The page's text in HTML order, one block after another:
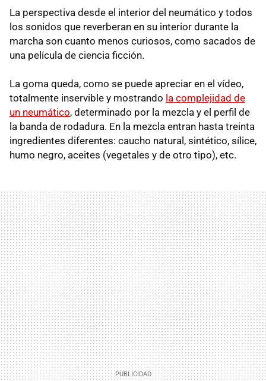
La perspectiva desde el interior del neumático y todos
los sonidos que reverberan en su interior durante la
marcha son cuanto menos curiosos, como sacados de
una película de ciencia ficción.
La goma queda, como se puede apreciar en el vídeo,
totalmente inservible y mostrando la complejidad de
un neumático, determinado por la mezcla y el perfil de
la banda de rodadura. En la mezcla entran hasta treinta
ingredientes diferentes: caucho natural, sintético, sílice,
humo negro, aceites (vegetales y de otro tipo), etc.